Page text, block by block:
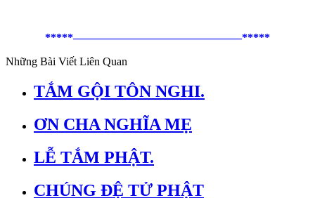
*****———————————————*****
Những Bài Viết Liên Quan
TẮM GỘI TÔN NGHI.
ƠN CHA NGHĨA MẸ
LỄ TẮM PHẬT.
CHÚNG ĐỆ TỬ PHẬT